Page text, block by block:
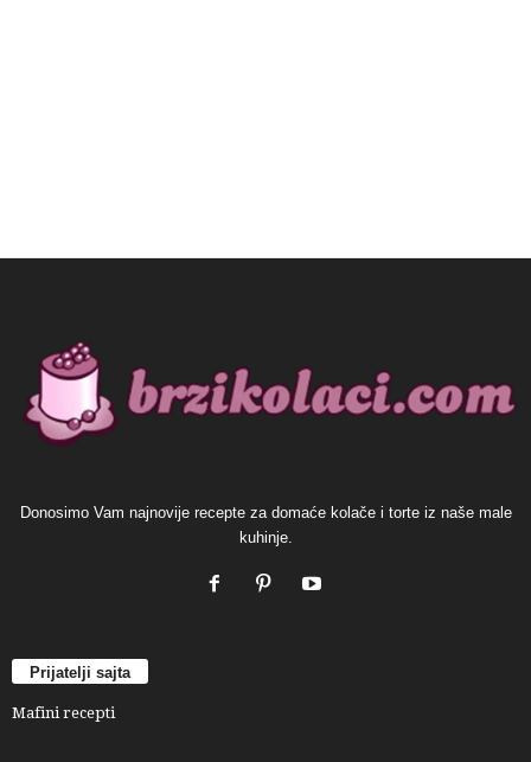
Donosimo Vam najnovije recepte za domaće kolače i torte iz naše male
kuhinje.
Prijatelji sajta
Mafini recepti